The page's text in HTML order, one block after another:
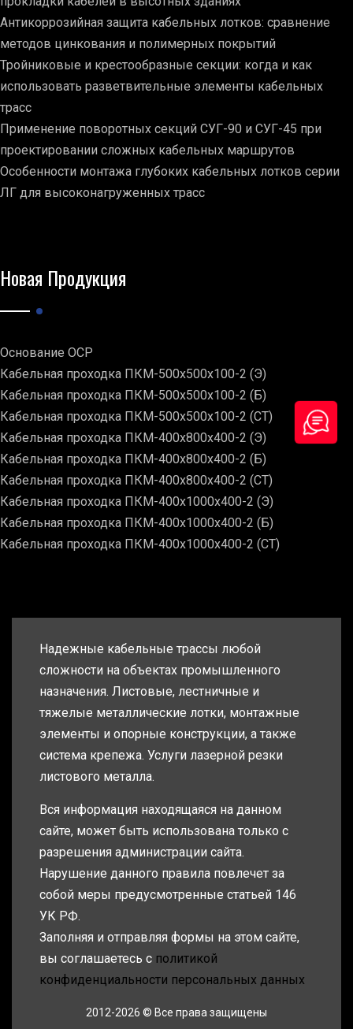
Антикоррозийная защита кабельных лотков: сравнение
методов цинкования и полимерных покрытий
Тройниковые и крестообразные секции: когда и как
использовать разветвительные элементы кабельных
трасс
Применение поворотных секций СУГ-90 и СУГ-45 при
проектировании сложных кабельных маршрутов
Особенности монтажа глубоких кабельных лотков серии
ЛГ для высоконагруженных трасс
Новая Продукция
Основание ОСР
Кабельная проходка ПКМ-500х500х100-2 (Э)
Кабельная проходка ПКМ-500х500х100-2 (Б)
Кабельная проходка ПКМ-500х500х100-2 (СТ)
Кабельная проходка ПКМ-400х800х400-2 (Э)
Кабельная проходка ПКМ-400х800х400-2 (Б)
Кабельная проходка ПКМ-400х800х400-2 (СТ)
Кабельная проходка ПКМ-400х1000х400-2 (Э)
Кабельная проходка ПКМ-400х1000х400-2 (Б)
Кабельная проходка ПКМ-400х1000х400-2 (СТ)
Надежные кабельные трассы любой
сложности на объектах промышленного
назначения. Листовые, лестничные и
тяжелые металлические лотки, монтажные
элементы и опорные конструкции, а также
система крепежа. Услуги лазерной резки
листового металла.
Вся информация находящаяся на данном
сайте, может быть использована только с
разрешения администрации сайта.
Нарушение данного правила повлечет за
собой меры предусмотренные статьей 146
УК РФ.
Заполняя и отправляя формы на этом сайте,
вы соглашаетесь с политикой
конфиденциальности персональных данных
2012-2026 © Все права защищены